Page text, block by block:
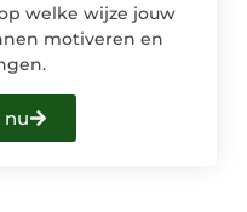
welke wijze jouw
motiveren en
nu